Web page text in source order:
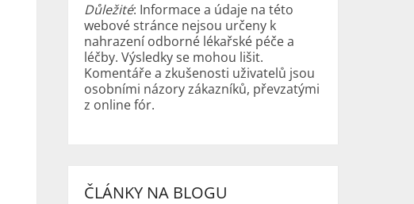
Důležité: Informace a údaje na této
webové stránce nejsou určeny k
nahrazení odborné lékařské péče a
léčby. Výsledky se mohou lišit.
Komentáře a zkušenosti uživatelů jsou
osobními názory zákazníků, převzatými
z online fór.
ČLÁNKY NA BLOGU